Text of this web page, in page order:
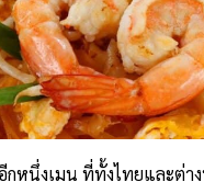
กหนึ่งเมนู ที่ทั้งไทยและต่า